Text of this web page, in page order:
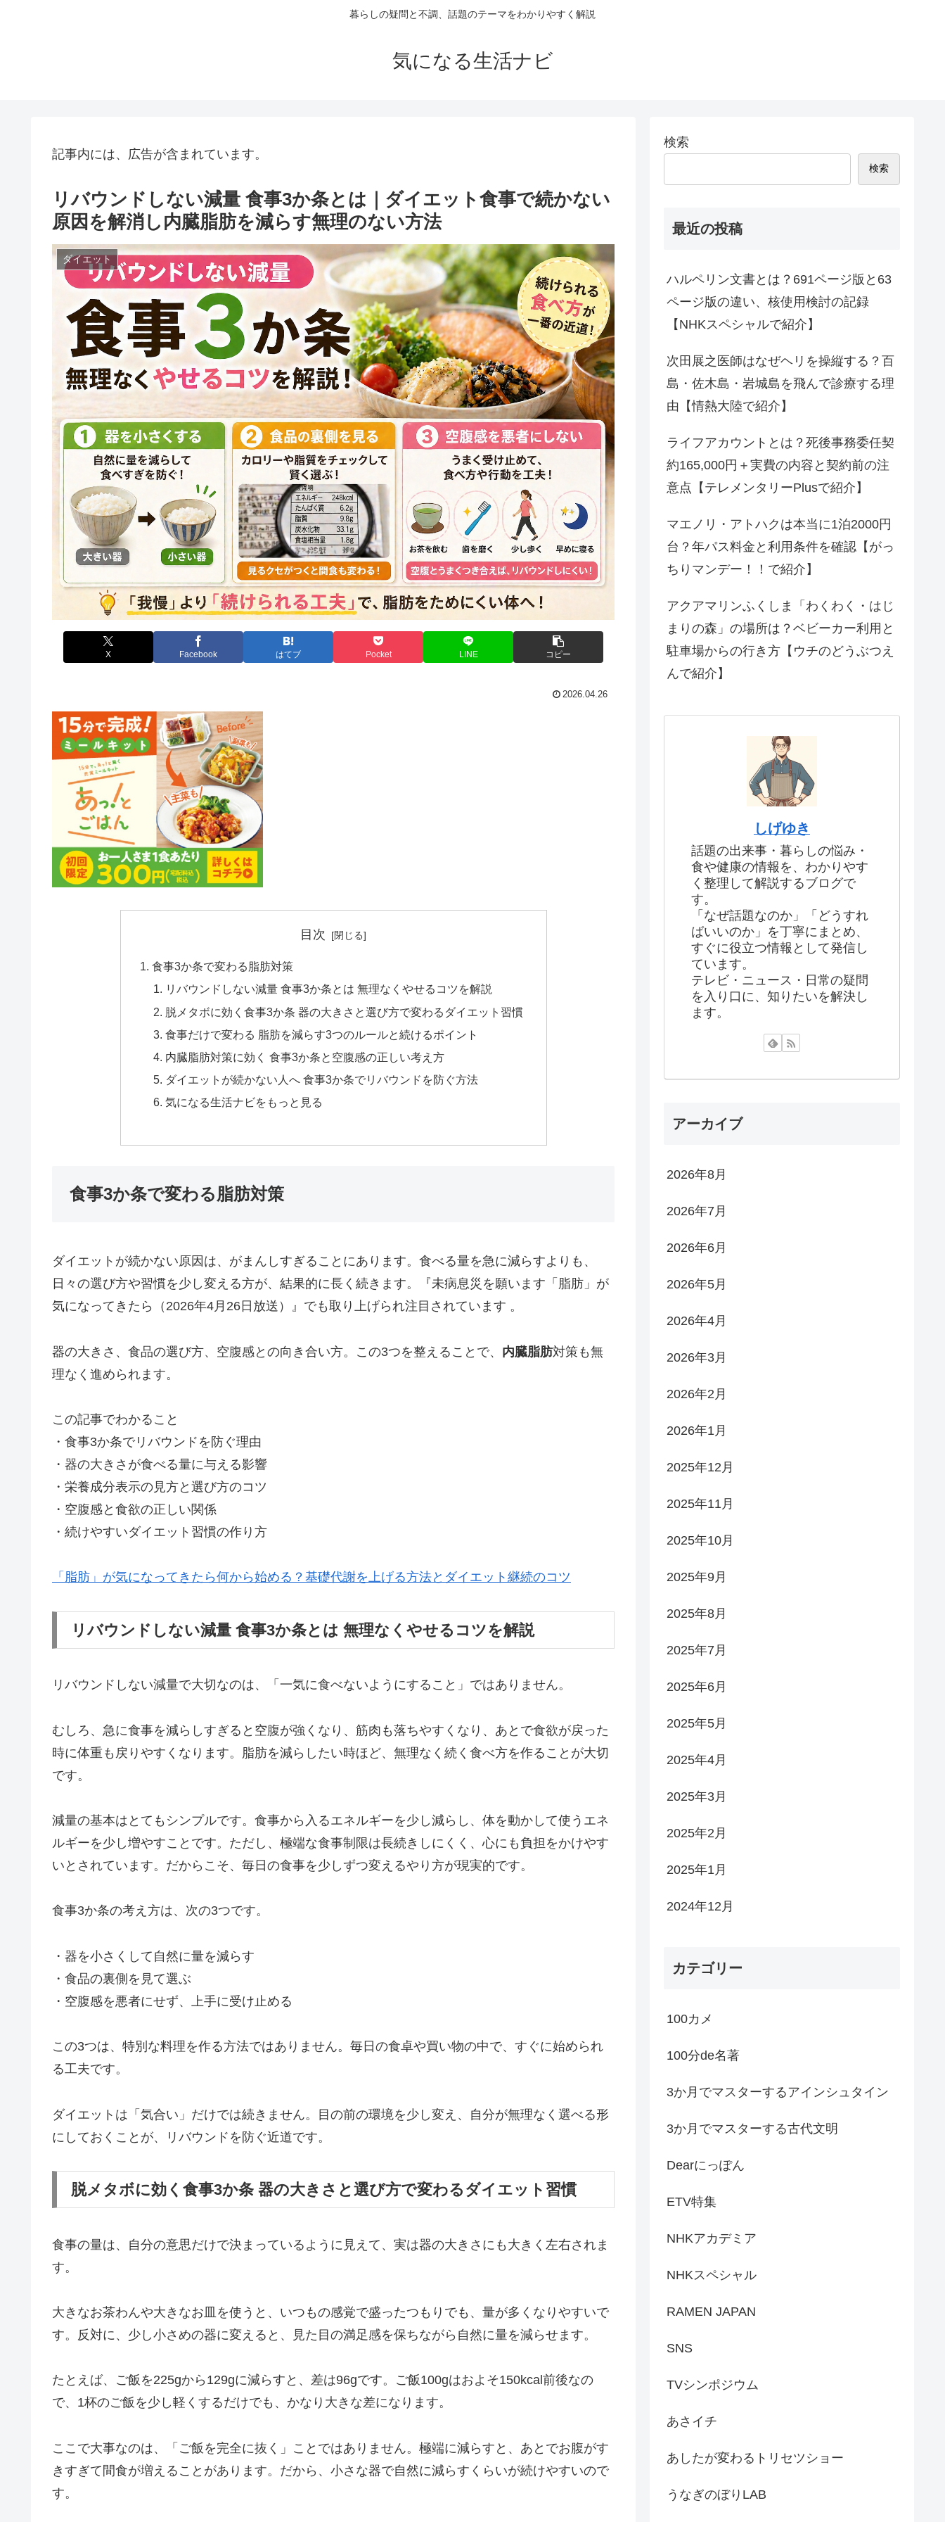
暮らしの疑問と不調、話題のテーマをわかりやすく解説
気になる生活ナビ
記事内には、広告が含まれています。
リバウンドしない減量 食事3か条とは｜ダイエット食事で続かない
原因を解消し内臓脂肪を減らす無理のない方法
ダイエット
X Facebook はてブ Pocket LINE コピー
2026.04.26
目次
食事3か条で変わる脂肪対策
リバウンドしない減量 食事3か条とは 無理なくやせるコツを解説
脱メタボに効く食事3か条 器の大きさと選び方で変わるダイエット習慣
食事だけで変わる 脂肪を減らす3つのルールと続けるポイント
内臓脂肪対策に効く 食事3か条と空腹感の正しい考え方
ダイエットが続かない人へ 食事3か条でリバウンドを防ぐ方法
気になる生活ナビをもっと見る
食事3か条で変わる脂肪対策
ダイエットが続かない原因は、がまんしすぎることにあります。食べる量を急に減らすよりも、
日々の選び方や習慣を少し変える方が、結果的に長く続きます。『未病息災を願います「脂肪」が
気になってきたら（2026年4月26日放送）』でも取り上げられ注目されています 。
器の大きさ、食品の選び方、空腹感との向き合い方。この3つを整えることで、 内臓脂肪対策も無
理なく進められます。
この記事でわかること
・食事3か条でリバウンドを防ぐ理由
・器の大きさが食べる量に与える影響
・栄養成分表示の見方と選び方のコツ
・空腹感と食欲の正しい関係
・続けやすいダイエット習慣の作り方
「脂肪」が気になってきたら何から始める？基礎代謝を上げる方法とダイエット継続のコツ
リバウンドしない減量 食事3か条とは 無理なくやせるコツを解説
リバウンドしない減量で大切なのは、「一気に食べないようにすること」ではありません。
むしろ、急に食事を減らしすぎると空腹が強くなり、筋肉も落ちやすくなり、あとで食欲が戻った
時に体重も戻りやすくなります。脂肪を減らしたい時ほど、無理なく続く食べ方を作ることが大切
です。
減量の基本はとてもシンプルです。食事から入るエネルギーを少し減らし、体を動かして使うエネ
ルギーを少し増やすことです。ただし、極端な食事制限は長続きしにくく、心にも負担をかけやす
いとされています。だからこそ、毎日の食事を少しずつ変えるやり方が現実的です。
食事3か条の考え方は、次の3つです。
・器を小さくして自然に量を減らす
・食品の裏側を見て選ぶ
・空腹感を悪者にせず、上手に受け止める
この3つは、特別な料理を作る方法ではありません。毎日の食卓や買い物の中で、すぐに始められ
る工夫です。
ダイエットは「気合い」だけでは続きません。目の前の環境を少し変え、自分が無理なく選べる形
にしておくことが、リバウンドを防ぐ近道です。
脱メタボに効く食事3か条 器の大きさと選び方で変わるダイエット習慣
食事の量は、自分の意思だけで決まっているように見えて、実は器の大きさにも大きく左右されま
す。
大きなお茶わんや大きなお皿を使うと、いつもの感覚で盛ったつもりでも、量が多くなりやすいで
す。反対に、少し小さめの器に変えると、見た目の満足感を保ちながら自然に量を減らせます。
たとえば、ご飯を225gから129gに減らすと、差は96gです。ご飯100gはおよそ150kcal前後なの
で、1杯のご飯を少し軽くするだけでも、かなり大きな差になります。
ここで大事なのは、「ご飯を完全に抜く」ことではありません。極端に減らすと、あとでお腹がす
きすぎて間食が増えることがあります。だから、小さな器で自然に減らすくらいが続けやすいので
す。
検索
検索
最近の投稿
ハルペリン文書とは？691ページ版と63
ページ版の違い、核使用検討の記録
【NHKスペシャルで紹介】
次田展之医師はなぜヘリを操縦する？百
島・佐木島・岩城島を飛んで診療する理
由【情熱大陸で紹介】
ライフアカウントとは？死後事務委任契
約165,000円＋実費の内容と契約前の注
意点【テレメンタリーPlusで紹介】
マエノリ・アトハクは本当に1泊2000円
台？年パス料金と利用条件を確認【がっ
ちりマンデー！！で紹介】
アクアマリンふくしま「わくわく・はじ
まりの森」の場所は？ベビーカー利用と
駐車場からの行き方【ウチのどうぶつえ
んで紹介】
しげゆき
話題の出来事・暮らしの悩み・
食や健康の情報を、わかりやす
く整理して解説するブログで
す。
「なぜ話題なのか」「どうすれ
ばいいのか」を丁寧にまとめ、
すぐに役立つ情報として発信し
ています。
テレビ・ニュース・日常の疑問
を入り口に、知りたいを解決し
ます。
アーカイブ
2026年8月
2026年7月
2026年6月
2026年5月
2026年4月
2026年3月
2026年2月
2026年1月
2025年12月
2025年11月
2025年10月
2025年9月
2025年8月
2025年7月
2025年6月
2025年5月
2025年4月
2025年3月
2025年2月
2025年1月
2024年12月
カテゴリー
100カメ
100分de名著
3か月でマスターするアインシュタイン
3か月でマスターする古代文明
Dearにっぽん
ETV特集
NHKアカデミア
NHKスペシャル
RAMEN JAPAN
SNS
TVシンポジウム
あさイチ
あしたが変わるトリセツショー
うなぎのぼりLAB